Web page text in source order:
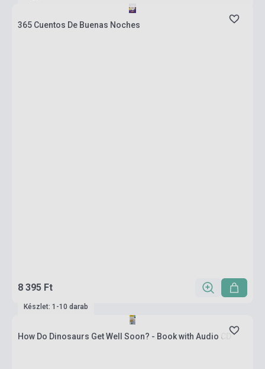
365 Cuentos De Buenas Noches
8 395 Ft
Készlet: 1-10 darab
How Do Dinosaurs Get Well Soon? - Book with Audio CD